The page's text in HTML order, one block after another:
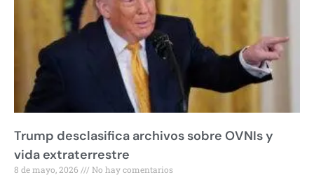
Trump desclasifica archivos sobre OVNIs y
vida extraterrestre
8 de mayo, 2026 No hay comentarios